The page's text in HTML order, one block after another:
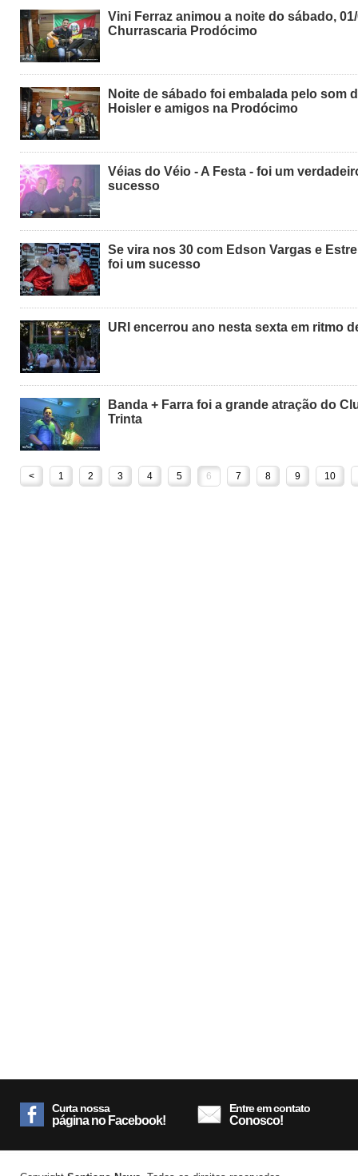
Vini Ferraz animou a noite do sábado,
Churrascaria Prodócimo
Noite de sábado foi embalada pelo som
Hoisler e amigos na Prodócimo
Véias do Véio - A Festa - foi um
sucesso
Se vira nos 30 com Edson Vargas e
foi um sucesso
URI encerrou ano nesta sexta em ritmo
Banda + Farra foi a grande atração do
Trinta
< 1 2 3 4 5 6 7 8 9 10
Curta nossa
página no Facebook!
Entre em contato
Conosco!